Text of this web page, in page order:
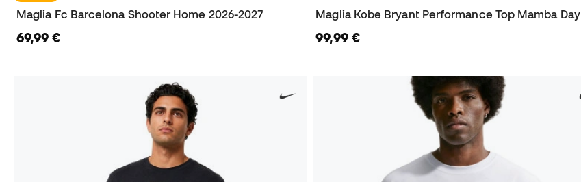
Maglia Fc Barcelona Shooter Home 2026-2027
69,99 €
Maglia Kobe Bryant Performance Top Mamba Day
99,99 €